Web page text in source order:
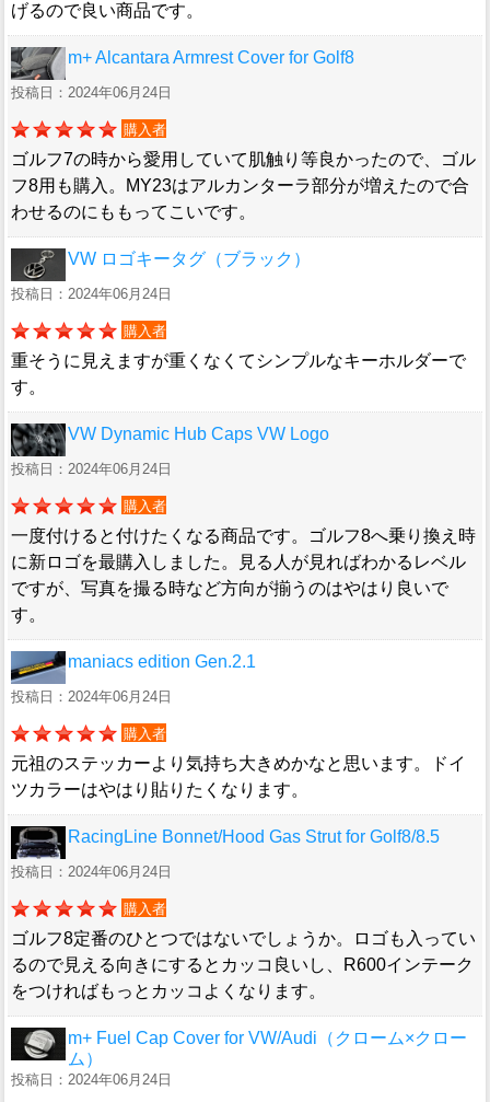
げるので良い商品です。
m+ Alcantara Armrest Cover for Golf8
投稿日：2024年06月24日
購入者
ゴルフ7の時から愛用していて肌触り等良かったので、ゴル
フ8用も購入。MY23はアルカンターラ部分が増えたので合
わせるのにももってこいです。
VW ロゴキータグ（ブラック）
投稿日：2024年06月24日
購入者
重そうに見えますが重くなくてシンプルなキーホルダーで
す。
VW Dynamic Hub Caps VW Logo
投稿日：2024年06月24日
購入者
一度付けると付けたくなる商品です。ゴルフ8へ乗り換え時
に新ロゴを最購入しました。見る人が見ればわかるレベル
ですが、写真を撮る時など方向が揃うのはやはり良いで
す。
maniacs edition Gen.2.1
投稿日：2024年06月24日
購入者
元祖のステッカーより気持ち大きめかなと思います。ドイ
ツカラーはやはり貼りたくなります。
RacingLine Bonnet/Hood Gas Strut for Golf8/8.5
投稿日：2024年06月24日
購入者
ゴルフ8定番のひとつではないでしょうか。ロゴも入ってい
るので見える向きにするとカッコ良いし、R600インテーク
をつければもっとカッコよくなります。
m+ Fuel Cap Cover for VW/Audi（クローム×クロー
ム）
投稿日：2024年06月24日